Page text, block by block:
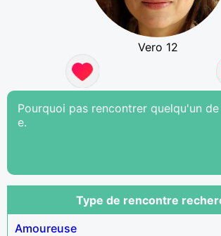
Vero 12
Pourquoi pas rencontrer quelqu'un
e.
Type de rencontre
Amoureuse